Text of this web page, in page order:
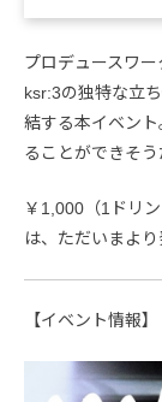
プロデュースワ
ksr:3の独特な立
結する本イベン
ることができそう
￥1,000（1ドリ
は、ただいまより
【イベント情報】